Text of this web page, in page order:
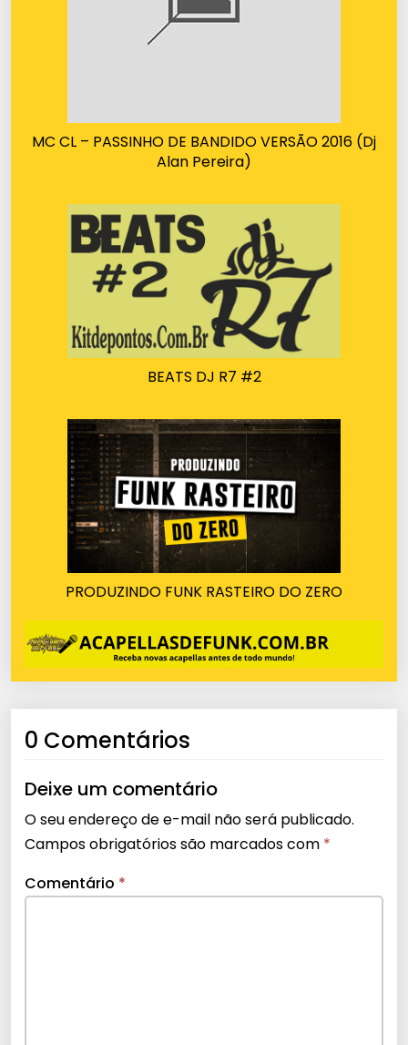
MC CL – PASSINHO DE BANDIDO VERSÃO 2016 (Dj
Alan Pereira)
BEATS DJ R7 #2
PRODUZINDO FUNK RASTEIRO DO ZERO
0 Comentários
Deixe um comentário
O seu endereço de e-mail não será publicado.
Campos obrigatórios são marcados com *
Comentário *